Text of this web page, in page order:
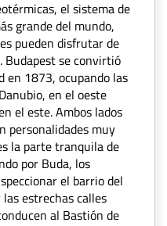
el sistema de
grande del mundo,
pueden disfrutar de
Budapest se convirtió
en 1873, ocupando las
en el oeste
el este. Ambos lados
personalidades muy
la parte tranquila de
por Buda, los
el barrio del
estrechas calles
al Bastión de